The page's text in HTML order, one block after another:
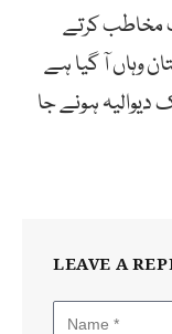
مخاطب کرتے
وہاں آ گیا ہے
ہونے جا
LEAVE A